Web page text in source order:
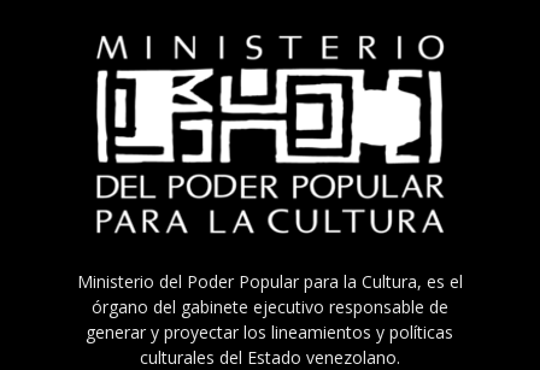
Ministerio del Poder Popular para la Cultura, es el
órgano del gabinete ejecutivo responsable de
generar y proyectar los lineamientos y políticas
culturales del Estado venezolano.